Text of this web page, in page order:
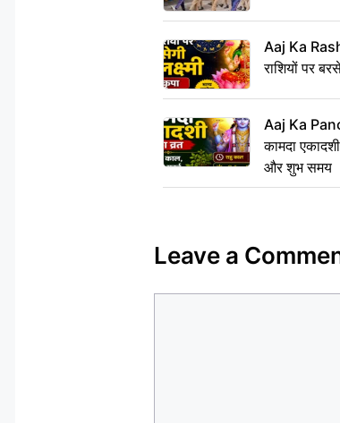
Aaj Ka
राशियों पर
Aaj Ka
कामदा
और शुभ समय
Leave a